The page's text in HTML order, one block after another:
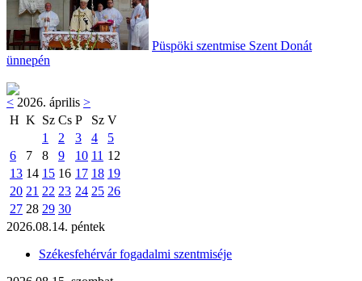
Püspöki szentmise Szent Donát
ünnepén
< 2026. április >
H K Sz Cs P Sz V
1
2 3 4
5
6
7 8 9 10 11 12
13 14 15 16 17 18 19
20 21 22 23 24 25 26
27 28 29 30
2026.08.14. péntek
Székesfehérvár fogadalmi szentmiséje